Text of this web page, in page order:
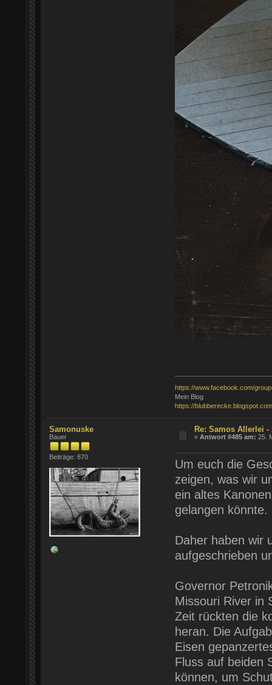
https://www.facebook.com/
Mein Blog
https://
Samonuske
Bauer
Beiträge: 870
Re: Samos Allerlei -
«Antwort #485 am: 25.
Um euch die
zeigen, was wir
ein altes
gelangen könnte.
Daher haben wir
aufgeschrieben
Governor
Missouri River in
Zeit rückten die
heran. Die
Eisen
Fluss auf beiden
können, um